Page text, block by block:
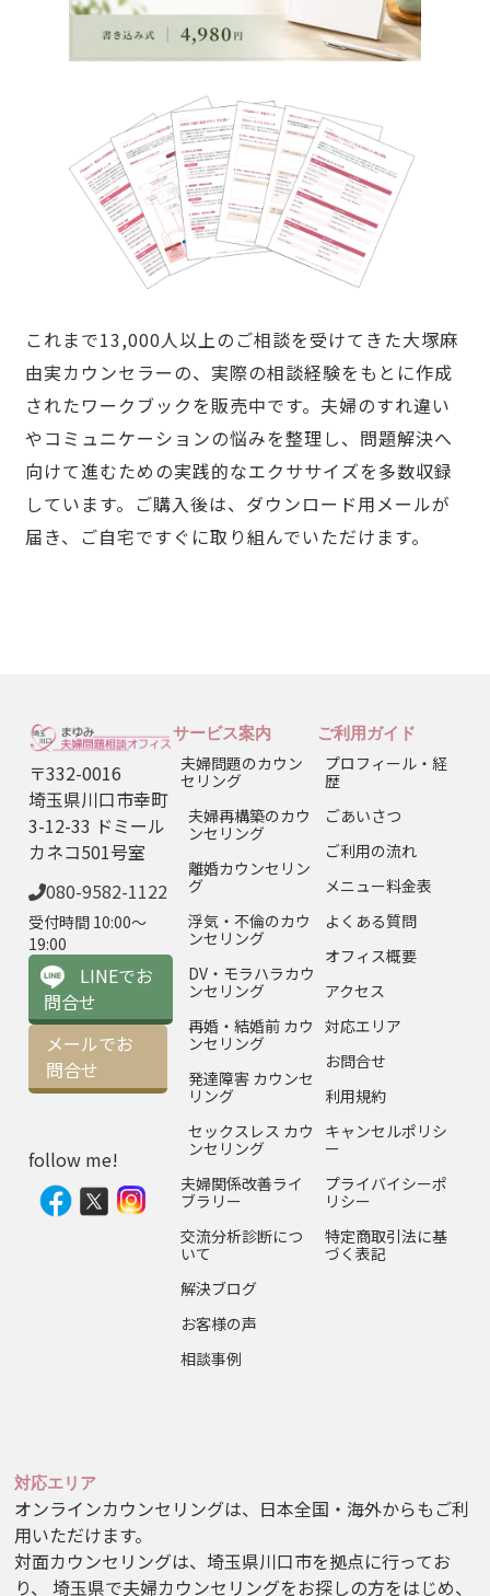
これまで13,000人以上のご相談を受けてきた大塚麻
由実カウンセラーの、実際の相談経験をもとに作成
されたワークブックを販売中です。夫婦のすれ違い
やコミュニケーションの悩みを整理し、問題解決へ
向けて進むための実践的なエクササイズを多数収録
しています。ご購入後は、ダウンロード用メールが
届き、ご自宅ですぐに取り組んでいただけます。
〒332-0016
埼玉県川口市幸町
3-12-33 ドミール
カネコ501号室
080-9582-1122
受付時間 10:00〜
19:00
LINEでお
問合せ
メールでお
問合せ
follow me!
サービス案内
夫婦問題のカウン
セリング
夫婦再構築のカウ
ンセリング
離婚カウンセリン
グ
浮気・不倫のカウ
ンセリング
DV・モラハラカウ
ンセリング
再婚・結婚前 カウ
ンセリング
発達障害 カウンセ
リング
セックスレス カウ
ンセリング
夫婦関係改善ライ
ブラリー
交流分析診断につ
いて
解決ブログ
お客様の声
相談事例
ご利用ガイド
プロフィール・経
歴
ごあいさつ
ご利用の流れ
メニュー料金表
よくある質問
オフィス概要
アクセス
対応エリア
お問合せ
利用規約
キャンセルポリシ
ー
プライバイシーポ
リシー
特定商取引法に基
づく表記
対応エリア
オンラインカウンセリングは、日本全国・海外からもご利
用いただけます。
対面カウンセリングは、埼玉県川口市を拠点に行ってお
り、埼玉県で夫婦カウンセリングをお探しの方をはじめ、